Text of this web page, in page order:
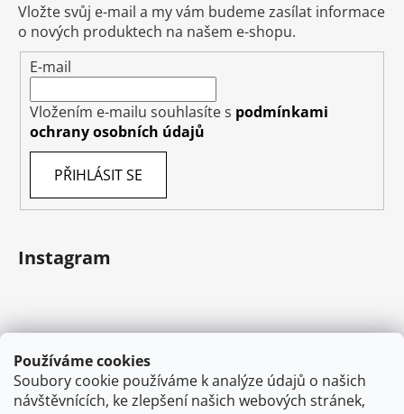
Používáme cookies
Soubory cookie používáme k analýze údajů o našich
návštěvnících, ke zlepšení našich webových stránek,
Vložte svůj e-mail a my vám budeme zasílat informace
o nových produktech na našem e-shopu.
E-mail
Vložením e-mailu souhlasíte s podmínkami
ochrany osobních údajů
PŘIHLÁSIT SE
Instagram